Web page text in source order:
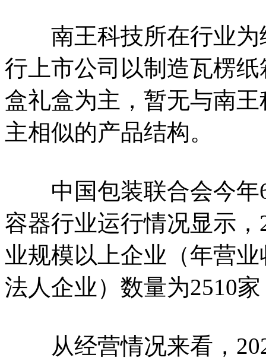
南王科技所在行业为
行上市公司以制造瓦楞
盒礼盒为主，暂无与南
主相似的产品结构。
中国包装联合会今年6
容器行业运行情况显示
业规模以上企业（年营
法人企业）数量为2510
从经营情况来看，